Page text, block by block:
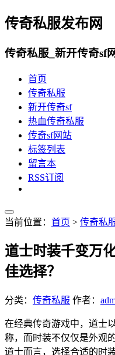
传奇私服发布网
传奇私服_新开传奇sf
首页
传奇私服
新开传奇sf
热血传奇私服
传奇sf网站
标签列表
留言本
RSS订阅
当前位置： 首页 > 传奇私
道士时装千变万
佳选择？
分类： 传奇私服 作者：
在经典传奇游戏中，道士
称，而时装不仅仅是外观
道士而言，选择合适的时